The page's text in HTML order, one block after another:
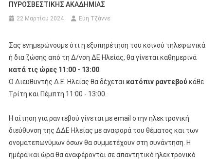
ΠΥΡΟΣΒΕΣΤΙΚΗΣ ΑΚΑΔΗΜΙΑΣ
22 Μαρτίου 2024 Εύη Τζάννε
Σας ενημερώνουμε ότι η εξυπηρέτηση του κοινού τηλεφωνικά
ή δια ζώσης από τη Δ/νση ΔΕ Ηλείας, θα γίνεται καθημερινά
κατά τις ώρες 11:00 - 13:00.
Ο Διευθυντής Δ.Ε. Ηλείας θα δέχεται κατόπιν ραντεβού κάθε
Τρίτη και Πέμπτη 11:00 - 13:00.
Η αίτηση για ραντεβού γίνεται με email στην ηλεκτρονική
διεύθυνση της ΔΔΕ Ηλείας με αναφορά του θέματος και των
ονοματεπωνύμων όσων θα συμμετέχουν στη συνάντηση. Η
ημέρα και ώρα θα αναφέρονται σε απαντητικό ηλεκτρονικό